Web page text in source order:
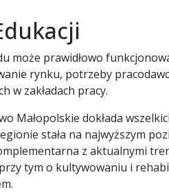
może prawidłowo
rynku, potrzeby
w zakładach pracy.
Małopolskie dokłada
stała na najwyższym
z aktualnymi
tym o kultywowaniu i